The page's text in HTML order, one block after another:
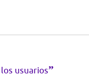
usuarios”